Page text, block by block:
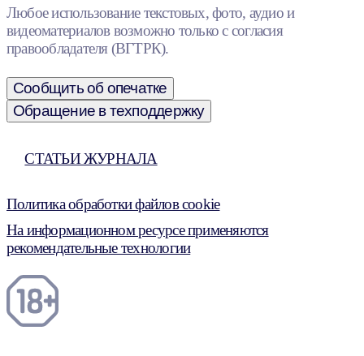
Любое использование текстовых, фото, аудио и
видеоматериалов возможно только с согласия
правообладателя (ВГТРК).
Сообщить об опечатке
Обращение в техподдержку
СТАТЬИ ЖУРНАЛА
Политика обработки файлов cookie
На информационном ресурсе применяются
рекомендательные технологии